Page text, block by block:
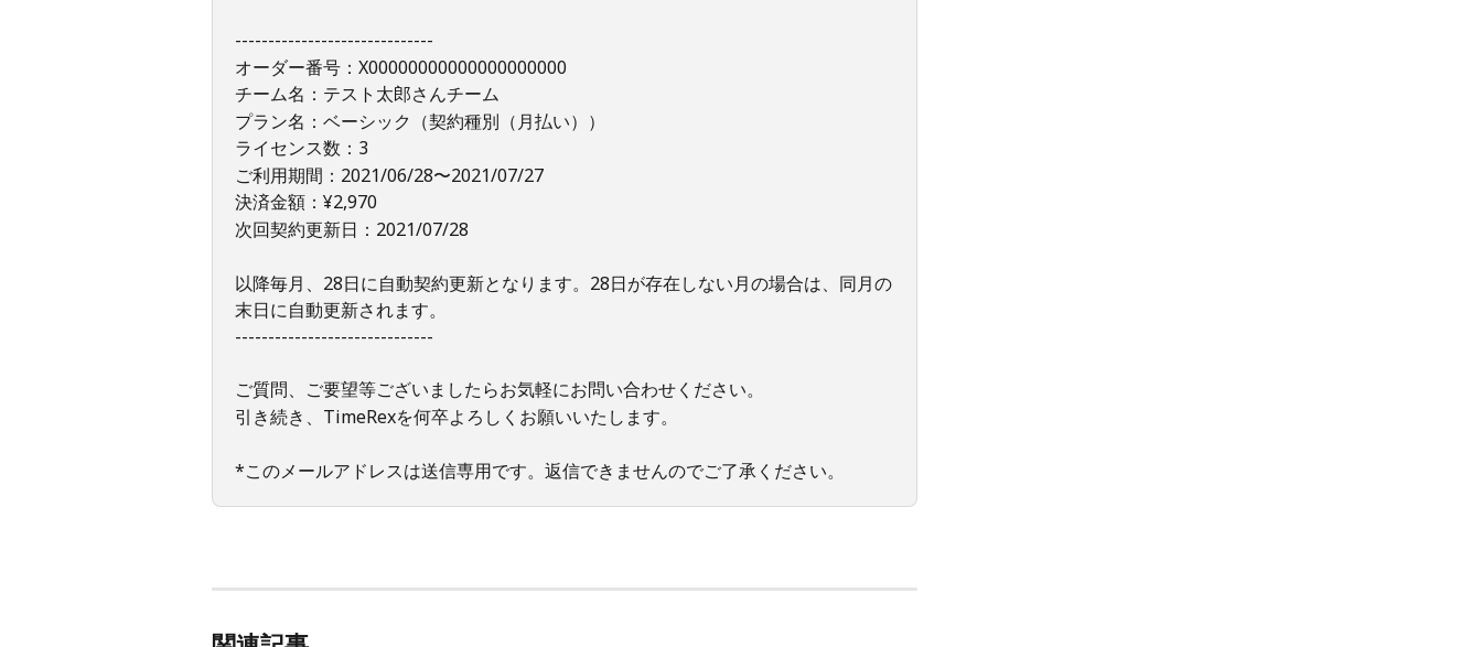
------------------------------
オーダー番号：X00000000000000000000
チーム名：テスト太郎さんチーム
プラン名：ベーシック（契約種別（月払い））
ライセンス数：3
ご利用期間：2021/06/28〜2021/07/27
決済金額：¥2,970
次回契約更新日：2021/07/28
以降毎月、28日に自動契約更新となります。28日が存在しない月の場合は、同月の
末日に自動更新されます。
------------------------------
ご質問、ご要望等ございましたらお気軽にお問い合わせください。
引き続き、TimeRexを何卒よろしくお願いいたします。
*このメールアドレスは送信専用です。返信できませんのでご了承ください。